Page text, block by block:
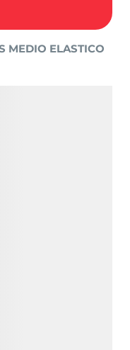
MEDIO ELASTICO